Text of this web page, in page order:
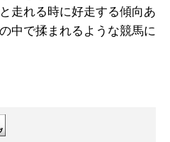
走れる時に好走する傾向あ
中で揉まれるような競馬に